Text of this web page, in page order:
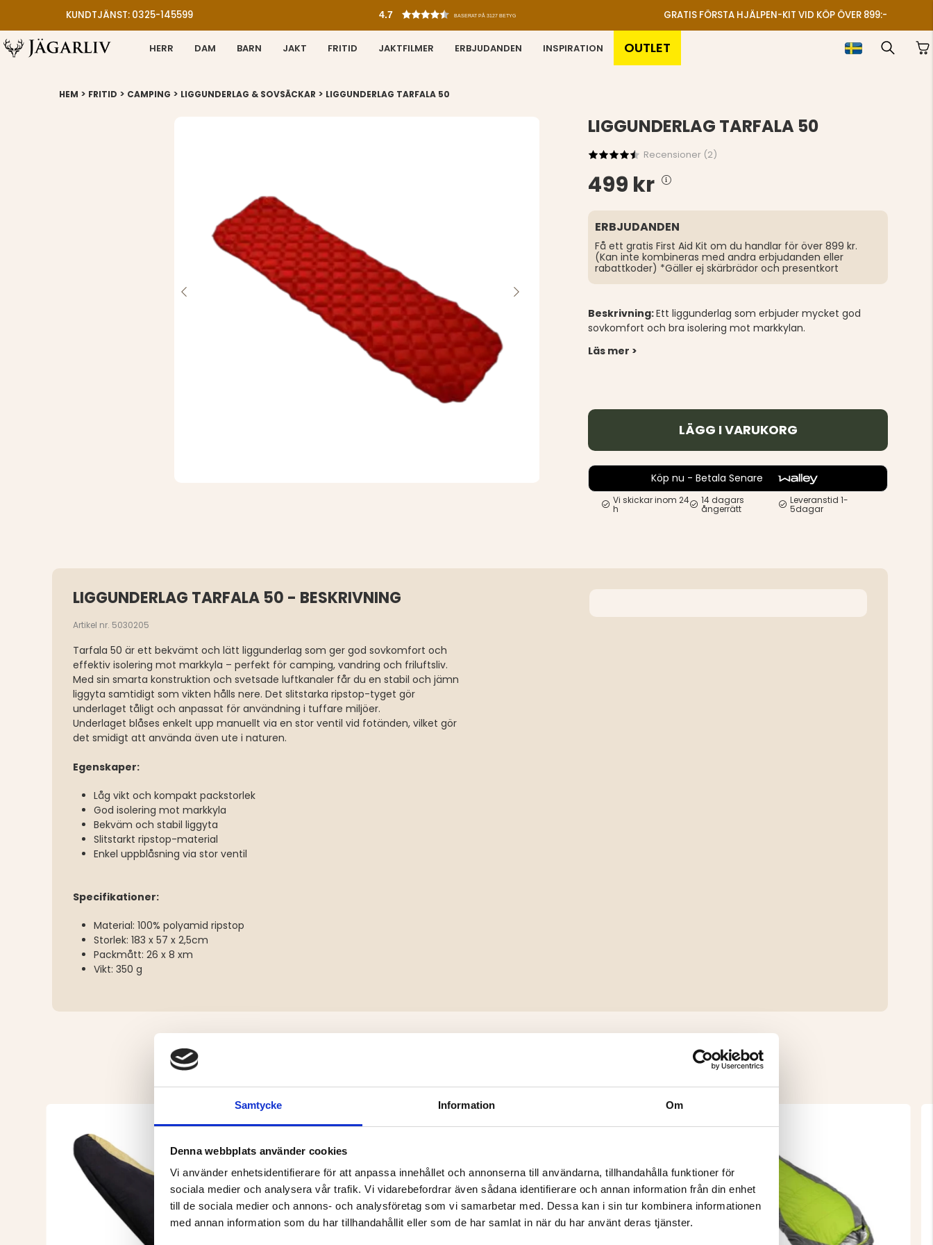
Samtycke Information Om
Denna webbplats använder cookies
Vi använder enhetsidentifierare för att anpassa innehållet och annonserna till användarna, tillhandahålla funktioner för
sociala medier och analysera vår trafik. Vi vidarebefordrar även sådana identifierare och annan information från din enhet
till de sociala medier och annons- och analysföretag som vi samarbetar med. Dessa kan i sin tur kombinera informationen
med annan information som du har tillhandahållit eller som de har samlat in när du har använt deras tjänster.
KUNDTJÄNST: 0325-145599 4.7 BASERAT PÅ 3127 BETYG GRATIS FÖRSTA HJÄLPEN-KIT VID KÖP ÖVER 899:-
HERR DAM BARN JAKT FRITID JAKTFILMER ERBJUDANDEN INSPIRATION OUTLET
HEM > FRITID > CAMPING > LIGGUNDERLAG & SOVSÄCKAR > LIGGUNDERLAG TARFALA 50
LIGGUNDERLAG TARFALA 50
Recensioner (2)
499 kr
ERBJUDANDEN
Få ett gratis First Aid Kit om du handlar för över 899 kr.
(Kan inte kombineras med andra erbjudanden eller
rabattkoder) *Gäller ej skärbrädor och presentkort
Beskrivning:Ett liggunderlag som erbjuder mycket god
sovkomfort och bra isolering mot markkylan.
Läs mer >
LÄGG I VARUKORG
Köp nu - Betala Senare
Vi skickar inom 24
h
14 dagars
ångerrätt
Leveranstid 1-
5dagar
LIGGUNDERLAG TARFALA 50 - BESKRIVNING
Artikel nr. 5030205
Tarfala 50 är ett bekvämt och lätt liggunderlag som ger god sovkomfort och
effektiv isolering mot markkyla – perfekt för camping, vandring och friluftsliv.
Med sin smarta konstruktion och svetsade luftkanaler får du en stabil och jämn
liggyta samtidigt som vikten hålls nere. Det slitstarka ripstop-tyget gör
underlaget tåligt och anpassat för användning i tuffare miljöer.
Underlaget blåses enkelt upp manuellt via en stor ventil vid fotänden, vilket gör
det smidigt att använda även ute i naturen.
Egenskaper:
Låg vikt och kompakt packstorlek
God isolering mot markkyla
Bekväm och stabil liggyta
Slitstarkt ripstop-material
Enkel uppblåsning via stor ventil
Specifikationer:
Material: 100% polyamid ripstop
Storlek: 183 x 57 x 2,5cm
Packmått: 26 x 8 xm
Vikt: 350 g